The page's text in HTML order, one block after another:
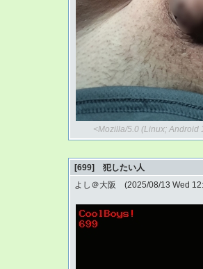
<Mozilla/5.0 (Linux; Android
[699] 犯したい人
よし＠大阪 (2025/08/13 Wed